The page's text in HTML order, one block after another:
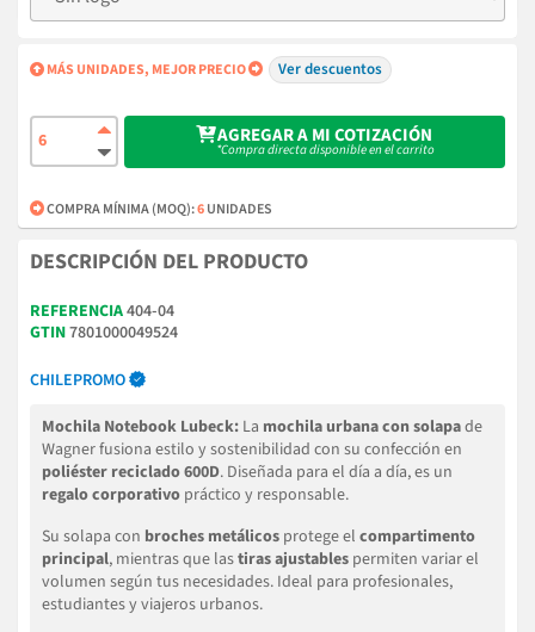
MÁS UNIDADES, MEJOR PRECIO Ver descuentos
AGREGAR A MI COTIZACIÓN
*Compra directa disponible en el carrito
COMPRA MÍNIMA (MOQ):6UNIDADES
DESCRIPCIÓN DEL PRODUCTO
REFERENCIA404-04
GTIN7801000049524
CHILEPROMO
Mochila Notebook Lubeck: La mochila urbana con solapade
Wagner fusiona estilo y sostenibilidad con su confección en
poliéster reciclado 600D. Diseñada para el día a día, es un
regalo corporativo práctico y responsable.
Su solapa con broches metálicos protege el compartimento
principal, mientras que lastiras ajustables permiten variar el
volumen según tus necesidades. Ideal para profesionales,
estudiantes y viajeros urbanos.